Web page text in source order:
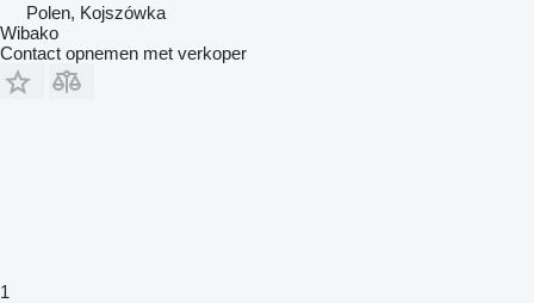
Polen, Kojszówka
Wibako
Contact opnemen met verkoper
1